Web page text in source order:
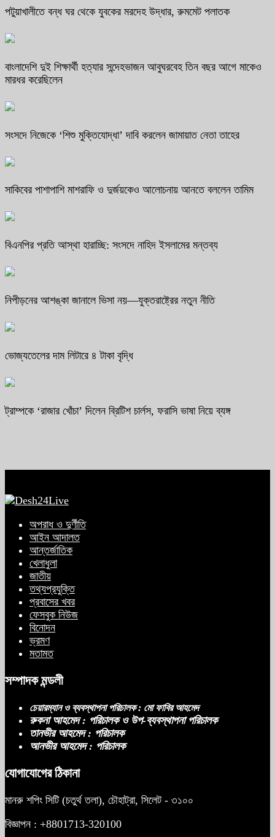
পটুয়াখালীতে বন্ধ ঘর থেকে যুবকের মরদেহ উদ্ধার, রুমমেট পলাতক
বাংলাদেশি দুই শিক্ষার্থী হত্যার সন্দেহভাজন আবুঘরবেহ তিন বছর আগে মাকেও
মারধর করেছিলেন
সংসদে নিজেকে ‘শিশু মুক্তিযোদ্ধা’ দাবি করলেন জামায়াত নেতা তাহের
সাকিবের পাশাপাশি মাশরাফি ও দুর্জয়কেও আলোচনায় আনতে বললেন তামিম
বিএনপির প্রতি আস্থা হারাচ্ছি: সংসদে নাহিদ ইসলামের মন্তব্য
নিপীড়নের আশঙ্কা জানালে ভিসা নয়—যুক্তরাষ্ট্রের নতুন নীতি
ভোজ্যতেলের দাম লিটারে ৪ টাকা বৃদ্ধি
ট্রাম্পকে ‘রাজার খোঁচা’ দিলেন ব্রিটিশ চার্লস, ফরাসি ভাষা নিয়ে ব্যঙ্গ
অপরাধ ও দুর্ণীতি
আইন আদালত
আন্তর্জাতিক
খেলাধুলা
জাতীয়
তথ্যপ্রযুক্তি
প্রবাসের খবর
ফেসবুক নিউজ
বিনোদন
ভ্রমণ
মতামত
সম্পাদক মন্ডলী
চেয়ারম্যান ও ব্যবস্থাপনা পরিচালক : মো ফাবির আহমেদ
রুকনা আহমেদ : পরিচালক ও উপ-ব্যবস্থাপনা পরিচালক
তানভীর আহমেদ : পরিচালক
আনভীর আহমেদ : পরিচালক
যোগাযোগের ঠিকানা
মানরু শপিং সিটি (চতুর্থ তলা), চৌহাট্রা, সিলেট - ৩১০০
বিজ্ঞাপন : +8801713-320100